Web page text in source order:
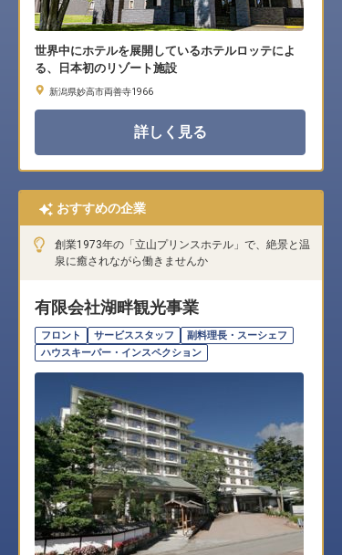
世界中にホテルを展開しているホテルロッテによ
る、日本初のリゾート施設
新潟県妙高市両善寺1966
詳しく見る
おすすめの企業
創業1973年の「立山プリンスホテル」で、絶景と温
泉に癒されながら働きませんか
有限会社湖畔観光事業
フロント サービススタッフ
副料理長・スーシェフ
ハウスキーパー・インスペクション